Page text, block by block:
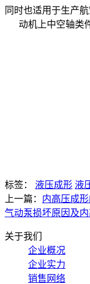
同时也适用于生产
动机上中空轴类
标签： 液压成形 液
上一篇： 内高压成
气动泵损坏原因及
关于我们
企业概况
企业实力
销售网络